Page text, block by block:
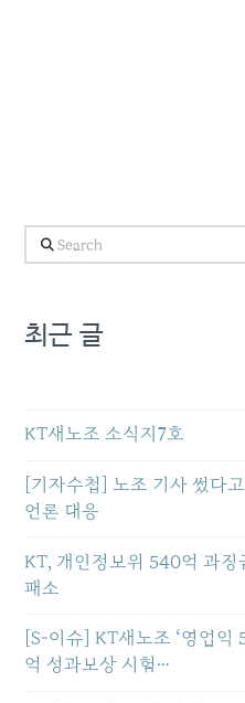
Search
최근 글
KT새노조 소식지7호
[기자수첩] 노조 기사 썼다
언론 대응
KT, 개인정보위 540억 과징
패소
[S-이슈] KT새노조 ‘영업
억 성과보상 시험…